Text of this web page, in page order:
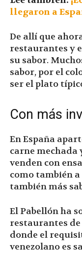
llegaron a
De allí que
restaurantes y
su sabor.
sabor, por el
ser el plato
Con más
En España
carne mechada
venden con
como también
también más
El Pabellón ha
restaurantes de
donde el
venezolano es